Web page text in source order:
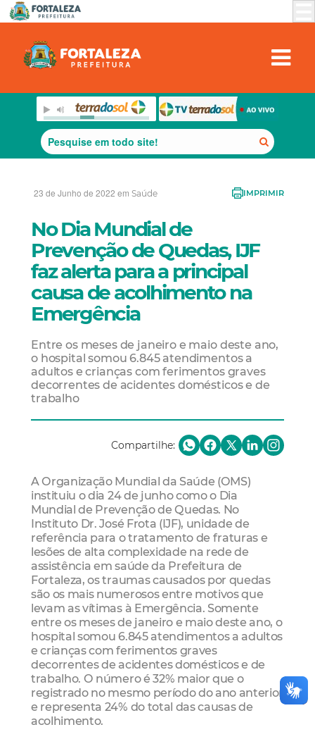
23 de Junho de 2022 em Saúde IMPRIMIR
No Dia Mundial de
Prevenção de Quedas, IJF
faz alerta para a principal
causa de acolhimento na
Emergência
Entre os meses de janeiro e maio deste ano,
o hospital somou 6.845 atendimentos a
adultos e crianças com ferimentos graves
decorrentes de acidentes domésticos e de
trabalho
Compartilhe:
A Organização Mundial da Saúde (OMS)
instituiu o dia 24 de junho como o Dia
Mundial de Prevenção de Quedas. No
Instituto Dr. José Frota (IJF), unidade de
referência para o tratamento de fraturas e
lesões de alta complexidade na rede de
assistência em saúde da Prefeitura de
Fortaleza, os traumas causados por quedas
são os mais numerosos entre motivos que
levam as vítimas à Emergência. Somente
entre os meses de janeiro e maio deste ano, o
hospital somou 6.845 atendimentos a adultos
e crianças com ferimentos graves
decorrentes de acidentes domésticos e de
trabalho. O número é 32% maior que o
registrado no mesmo período do ano anterior
e representa 24% do total das causas de
acolhimento.